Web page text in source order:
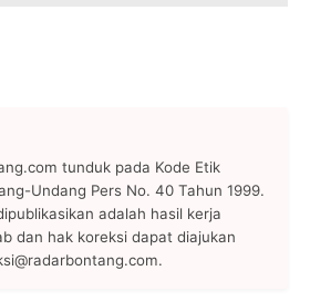
tunduk pada Kode Etik
Undang Pers No. 40 Tahun 1999.
adalah hasil kerja
dan hak koreksi dapat diajukan